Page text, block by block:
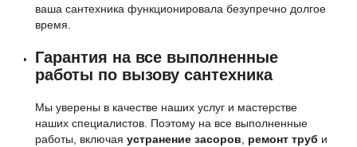
ваша сантехника функционировала безупречно долгое
время.
Гарантия на все выполненные
работы по вызову сантехника
Мы уверены в качестве наших услуг и мастерстве
наших специалистов. Поэтому на все выполненные
работы, включая устранение засоров ремонт труб и